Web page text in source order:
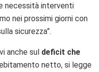
necessità interventi
nei prossimi giorni con
sicurezza”.
anche sul deficit che
netto, si legge